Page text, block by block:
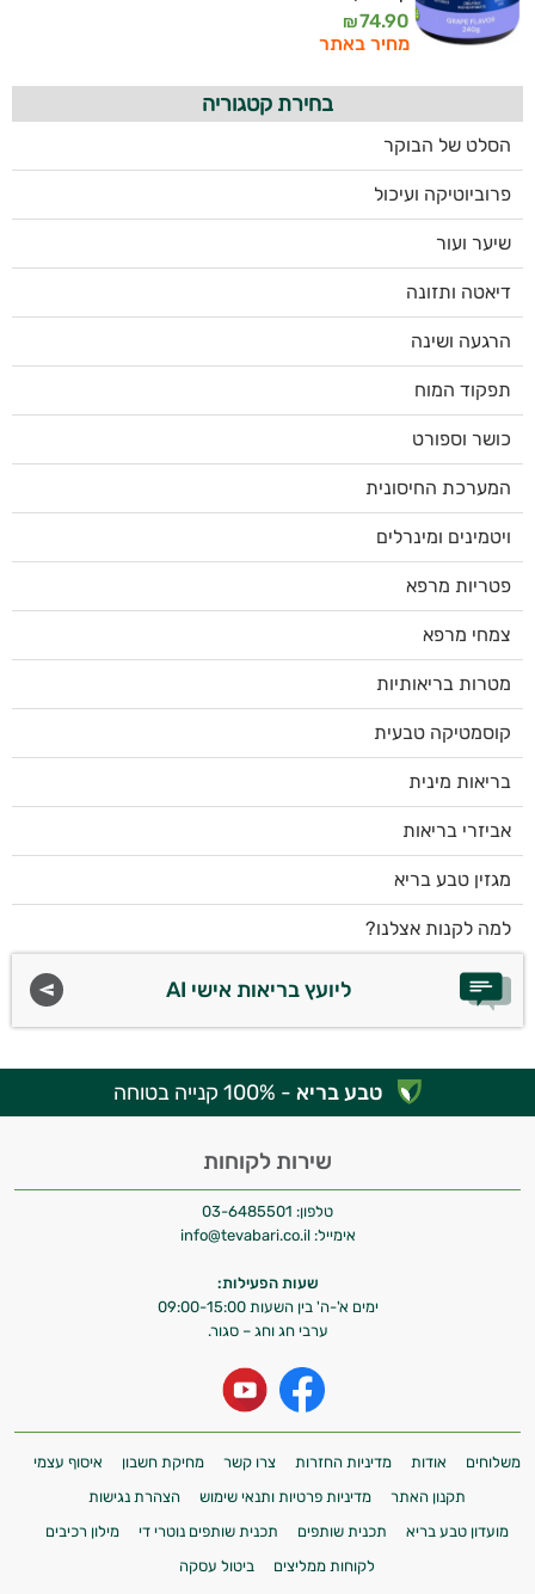
74.90
₪
מחיר באתר
בחירת קטגוריה
הסלט של הבוקר
פרוביוטיקה ועיכול
שיער ועור
דיאטה ותזונה
הרגעה ושינה
תפקוד המוח
כושר וספורט
המערכת החיסונית
ויטמינים ומינרלים
פטריות מרפא
צמחי מרפא
מטרות בריאותיות
קוסמטיקה טבעית
בריאות מינית
אביזרי בריאות
מגזין טבע בריא
למה לקנות אצלנו?
ליועץ בריאות אישי AI
טבע בריא - 100% קנייה בטוחה
שירות לקוחות
טלפון: 03-6485501
אימייל: info@tevabari.co.il
שעות הפעילות:
ימים א'-ה' בין השעות 09:00-15:00
ערבי חג וחג – סגור.
משלוחים אודות מדיניות החזרות צרו קשר מחיקת חשבון
איסוף עצמי
תקנון האתר
מדיניות פרטיות ותנאי שימוש
הצהרת נגישות
מועדון טבע בריא
תכנית שותפים תכנית שותפים נוטרי די
מילון רכיבים
לקוחות ממליצים
ביטול עסקה